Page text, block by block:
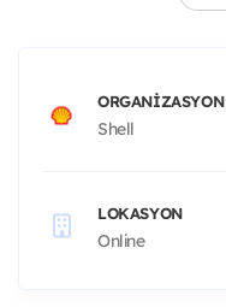
ORGANIZASYON
Shell
LOKASYON
Online